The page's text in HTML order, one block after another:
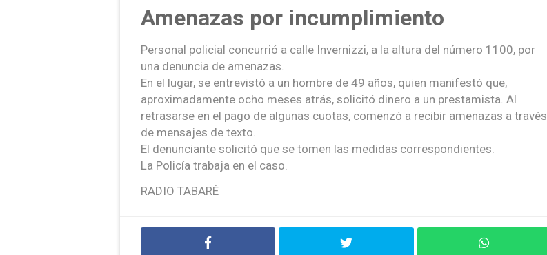
Amenazas por incumplimiento
Personal policial concurrió a calle Invernizzi, a la altura del número 1100, por
una denuncia de amenazas.
En el lugar, se entrevistó a un hombre de 49 años, quien manifestó que,
aproximadamente ocho meses atrás, solicitó dinero a un prestamista. Al
retrasarse en el pago de algunas cuotas, comenzó a recibir amenazas a través
de mensajes de texto.
El denunciante solicitó que se tomen las medidas correspondientes.
La Policía trabaja en el caso.
RADIO TABARÉ